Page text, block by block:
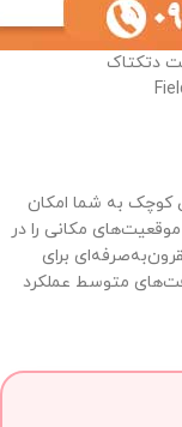
دتکتاک
کوچک به شما امکان
مکانی را در
برای
متوسط عملکرد